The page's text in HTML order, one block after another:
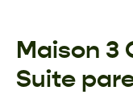
Maison 3
Suite